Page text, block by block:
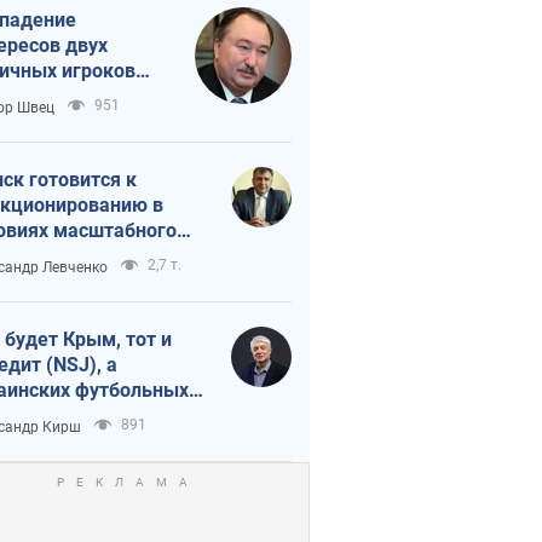
двух
игроков
план
и Путина?
Швец 951
готовится к
в
масштабного
кризиса
Левченко 2,7 т.
будет Крым, тот и
(NSJ), а
футбольных
могут
убийцами
Кирш 891